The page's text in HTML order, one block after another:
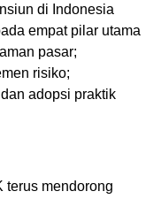
di Indonesia
empat pilar utama
pasar;
risiko;
adopsi praktik
terus mendorong